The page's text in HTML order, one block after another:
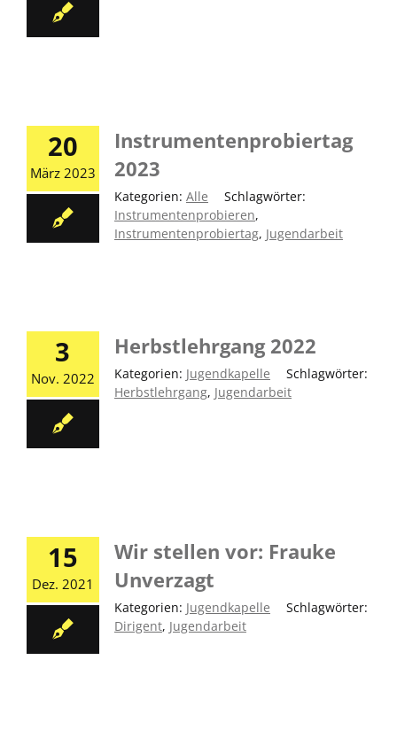
20
März 2023
Instrumentenprobiertag
2023
Kategorien: Alle
Schlagwörter:
Instrumentenprobieren,
Instrumentenprobiertag, Jugendarbeit
3
Nov. 2022
Herbstlehrgang 2022
Kategorien: Jugendkapelle
Schlagwörter:
Herbstlehrgang, Jugendarbeit
15
Dez. 2021
Wir stellen vor: Frauke
Unverzagt
Kategorien: Jugendkapelle
Schlagwörter:
Dirigent, Jugendarbeit